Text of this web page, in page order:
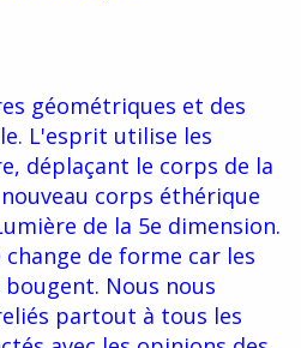
géométriques et des
L'esprit utilise les
déplaçant le corps de la
corps éthérique
de la 5e dimension.
de forme car les
Nous nous
partout à tous les